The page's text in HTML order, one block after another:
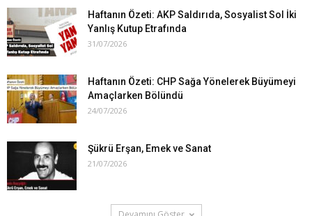
Haftanın Özeti: AKP Saldırıda, Sosyalist Sol İki
Yanlış Kutup Etrafında
31/07/2026
Haftanın Özeti: CHP Sağa Yönelerek Büyümeyi
Amaçlarken Bölündü
24/07/2026
Şükrü Erşan, Emek ve Sanat
21/07/2026